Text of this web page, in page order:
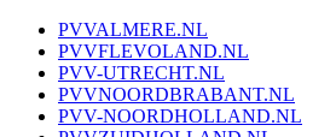
PVVALMERE.NL
PVVFLEVOLAND.NL
PVV-UTRECHT.NL
PVVNOORDBRABANT.NL
PVV-NOORDHOLLAND.NL